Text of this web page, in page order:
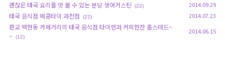
괜찮은 태국 요리를 맛 볼 수 있는 분당 생어거스틴 (22) 2014.09.29
태국 음식점 메콩타이 과천점 (22) 2014.07.23
판교 백현동 카페거리의 태국 음식점 타이엔과 커피한잔 홈스테드~
~
(12)
2014.06.15